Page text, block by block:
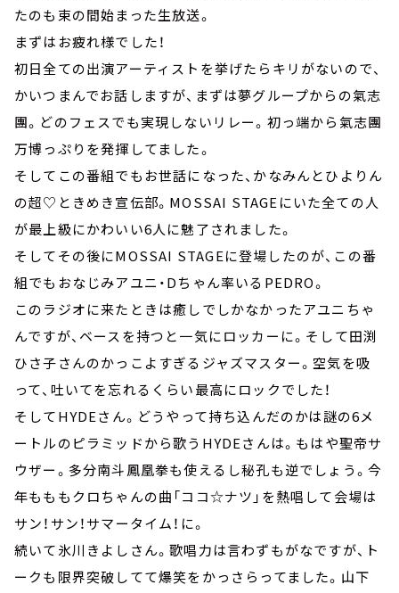
たのも束の間始まった生放送。
まずはお疲れ様でした！
初日全ての出演アーティストを挙げたらキリがないので、
かいつまんでお話しますが、まずは夢グループからの氣志
團。どのフェスでも実現しないリレー。初っ端から氣志團
万博っぷりを発揮してました。
そしてこの番組でもお世話になった、かなみんとひよりん
の超♡ときめき宣伝部。MOSSAI STAGEにいた全ての人
が最上級にかわいい6人に魅了されました。
そしてその後にMOSSAI STAGEに登場したのが、この番
組でもおなじみアユニ・Dちゃん率いるPEDRO。
このラジオに来たときは癒しでしかなかったアユニちゃ
んですが、ベースを持つと一気にロッカーに。そして田渕
ひさ子さんのかっこよすぎるジャズマスター。空気を吸
って、吐いてを忘れるくらい最高にロックでした！
そしてHYDEさん。どうやって持ち込んだのかは謎の6メ
ートルのピラミッドから歌うHYDEさんは。もはや聖帝サ
ウザー。多分南斗鳳凰拳も使えるし秘孔も逆でしょう。今
年もももクロちゃんの曲「ココ☆ナツ」を熱唱して会場は
サン！サン！サマータイム！に。
続いて氷川きよしさん。歌唱力は言わずもがなですが、ト
ークも限界突破してて爆笑をかっさらってました。山下